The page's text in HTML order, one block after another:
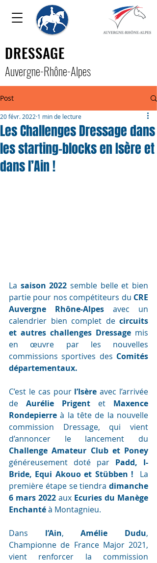
DRESSAGE
Auvergne-Rhône-Alpes
Post
Les Challenges Dressage dans
les starting-blocks en Isère et
dans l’Ain !
20 févr. 2022 1 min de lecture
La saison 2022 semble belle et bien
partie pour nos compétiteurs du CRE
Auvergne Rhône-Alpes avec un
calendrier bien complet de circuits
et autres challenges Dressage mis
en œuvre par les nouvelles
commissions sportives des Comités
départementaux.
C’est le cas pour l’Isère avec l’arrivée
de Aurélie Prigent et Maxence
Rondepierre à la tête de la nouvelle
commission Dressage, qui vient
Challenge Amateur Club et Poney
généreusement doté par Padd, I-
Bride, Equi Akouo et Stübben !
La
première étape se tiendra dimanche
6 mars 2022 aux Ecuries du Manège
Enchanté à Montagnieu.
Dans l’Ain, Amélie Dudu,
Championne de France Major 2021,
vient renforcer la commission